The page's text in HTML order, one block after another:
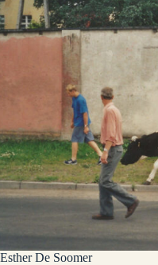
Esther De Soomer